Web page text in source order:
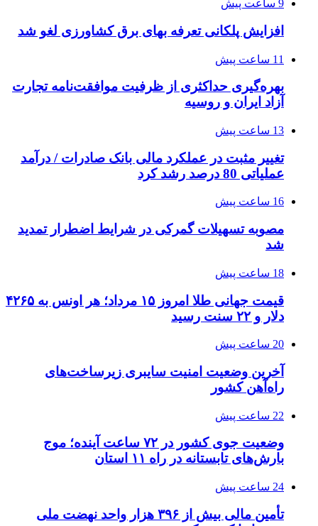
9 ساعت پیش
افزایش پلکانی تعرفه بهای برق کشاورزی لغو شد
11 ساعت پیش
بهره‌گیری حداکثری از ظرفیت موافقت‌نامه تجارت
آزاد ایران و روسیه
13 ساعت پیش
تغییر مثبت در عملکرد مالی بانک صادرات / درآمد
عملیاتی 80 درصد رشد کرد
16 ساعت پیش
مصوبه تسهیلات گمرکی در شرایط اضطرار تمدید
شد
18 ساعت پیش
قیمت جهانی طلا امروز ۱۵ مرداد؛ هر اونس به ۴۲۶۵
دلار و ۲۲ سنت رسید
20 ساعت پیش
آخرین وضعیت امنیت سایبری زیرساخت‌های
راه‌آهن کشور
22 ساعت پیش
وضعیت جوی کشور در ۷۲ ساعت آینده؛ موج
بارش‌های تابستانه در راه ۱۱ استان
24 ساعت پیش
تأمین مالی بیش از ۳۹۶ هزار واحد نهضت ملی